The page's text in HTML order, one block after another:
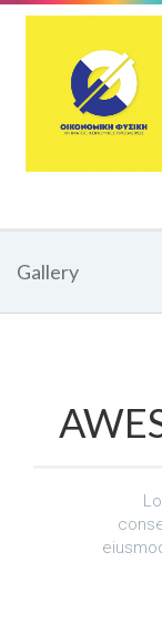
Gallery